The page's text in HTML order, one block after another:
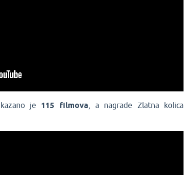
je 115 filmova , a nagrade Zlatna kolica